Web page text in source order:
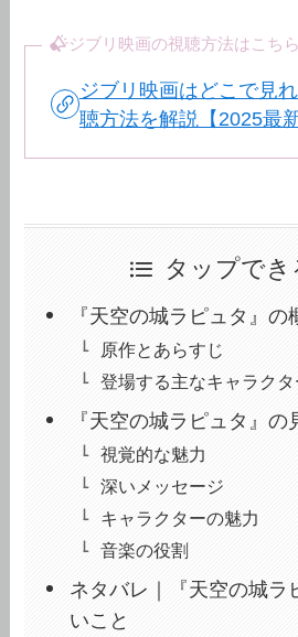
ジブリ映画の視聴方法はこちら
ジブリ映画はどこで見
聴方法を解説【2025最新
タップでき
『天空の城ラピュタ』の
原作とあらすじ
登場する主なキャラクタ
『天空の城ラピュタ』の
視覚的な魅力
深いメッセージ
キャラクターの魅力
音楽の役割
ネタバレ｜『天空の城ラ
いこと